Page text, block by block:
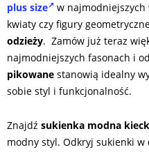
plus size
w najmodniejszych
kwiaty czy figury
odzieży. Zamów już teraz
najmodniejszych fasonach i
pikowane stanowią idealny
sobie styl i funkcjonalność.
Znajdź sukienka modna
modny styl. Odkryj sukienki w